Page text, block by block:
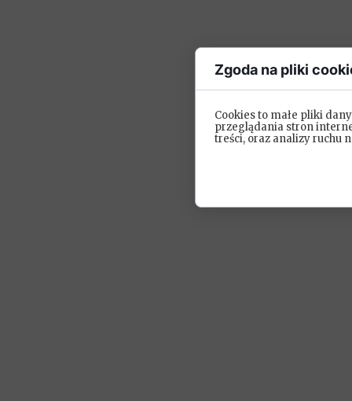
Zgoda na pliki
Cookies to małe pliki
przeglądania stron
treści, oraz analizy ruchu